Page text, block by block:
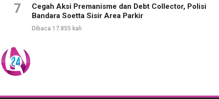
7
Cegah Aksi Premanisme dan Debt Collector, Polisi
Bandara Soetta Sisir Area Parkir
Dibaca 17.855 kali